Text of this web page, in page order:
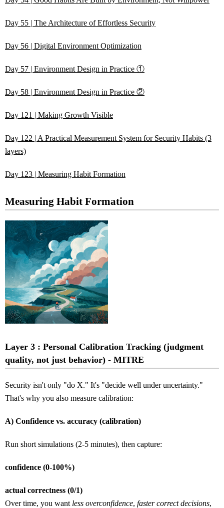
Day 55 | The Architecture of Effortless Security
Day 56 | Digital Environment Optimization
Day 57 | Environment Design in Practice ①
Day 58 | Environment Design in Practice ②
Day 121 | Making Growth Visible
Day 122 | A Practical Measurement System for Security Habits (3
layers)
Day 123 | Measuring Habit Formation
Measuring Habit Formation
Layer 3 : Personal Calibration Tracking (judgment
quality, not just behavior) - MITRE
Security isn't only "do X." It's "decide well under uncertainty."
That's why you also measure calibration:
A) Confidence vs. accuracy (calibration)
Run short simulations (2-5 minutes), then capture:
confidence (0-100%)
actual correctness (0/1)
Over time, you want less overconfidence, faster correct decisions,